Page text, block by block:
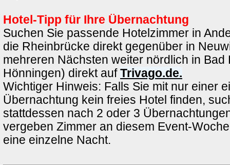
Hotel-Tipp für Ihre Übernachtung
Suchen Sie passende Hotelzimmer in
die Rheinbrücke direkt gegenüber in
mehreren Nächsten weiter nördlich in Bad
Hönningen) direkt auf Trivago.de.
Wichtiger Hinweis: Falls Sie mit nur einer
Übernachtung kein freies Hotel finden,
stattdessen nach 2 oder 3
vergeben Zimmer an diesem Event-
eine einzelne Nacht.